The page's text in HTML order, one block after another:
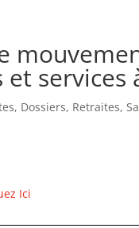
services
, Dossiers, Retraites,
Ici